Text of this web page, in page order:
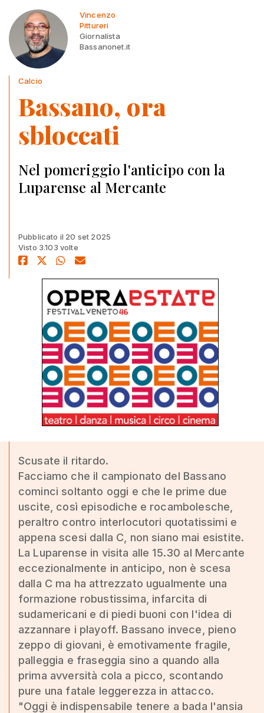
Vincenzo
Pittureri
Giornalista
Bassanonet.it
Calcio
Bassano, ora
sbloccati
Nel pomeriggio l'anticipo con la
Luparense al Mercante
Pubblicato il 20 set 2025
Visto 3.103 volte
Scusate il ritardo.
Facciamo che il campionato del Bassano
cominci soltanto oggi e che le prime due
uscite, così episodiche e rocambolesche,
peraltro contro interlocutori quotatissimi e
appena scesi dalla C, non siano mai esistite.
La Luparense in visita alle 15.30 al Mercante
eccezionalmente in anticipo, non è scesa
dalla C ma ha attrezzato ugualmente una
formazione robustissima, infarcita di
sudamericani e di piedi buoni con l'idea di
azzannare i playoff. Bassano invece, pieno
zeppo di giovani, è emotivamente fragile,
palleggia e fraseggia sino a quando alla
prima avversità cola a picco, scontando
pure una fatale leggerezza in attacco.
"Oggi è indispensabile tenere a bada l'ansia